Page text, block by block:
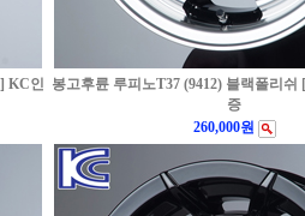
KC인 봉고후륜 루피노T37 (9412) 블랙폴리
증
260,000원